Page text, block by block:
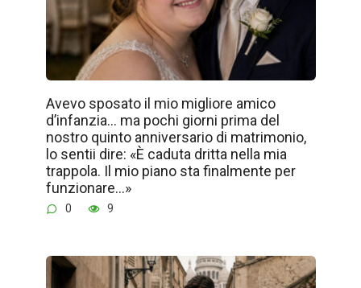
Avevo sposato il mio migliore amico
d’infanzia… ma pochi giorni prima del
nostro quinto anniversario di matrimonio,
lo sentii dire: «È caduta dritta nella mia
trappola. Il mio piano sta finalmente per
funzionare…»
0 9